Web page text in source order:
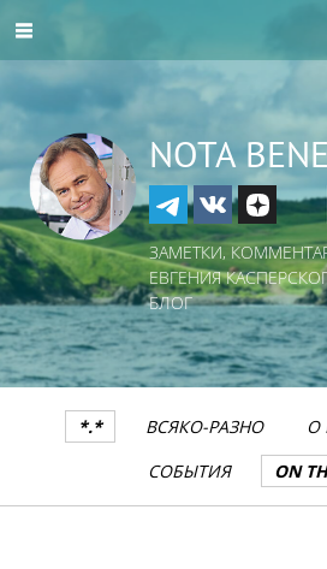
NOTA
ЗАМЕТКИ,
ЕВГЕНИЯ
БЛОГ
*.* ВСЯКО-РАЗНО
О
СОБЫТИЯ
ON